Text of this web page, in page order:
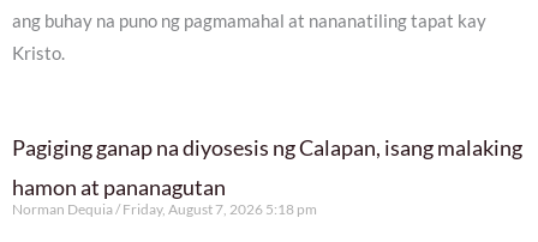
ang buhay na puno ng pagmamahal at nananatiling tapat kay
Kristo.
Pagiging ganap na diyosesis ng Calapan, isang malaking
hamon at pananagutan
Norman Dequia Friday, August 7, 2026 5:18 pm